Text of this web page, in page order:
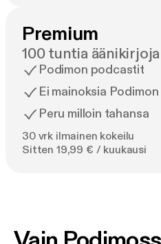
Premium
100 tuntia äänikirjoja
Podimon podcastit
Ei mainoksia
Peru milloin tahansa
30 vrk ilmainen kokeilu
Sitten 19,99 € / kuukausi